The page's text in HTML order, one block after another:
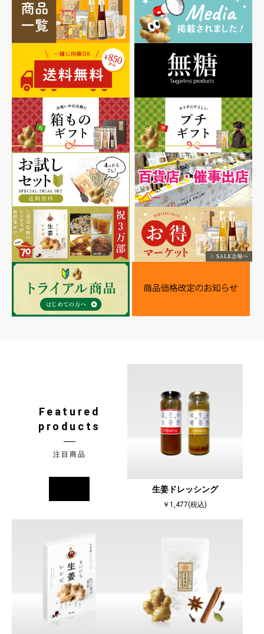
Featured
products
注目商品
生姜ドレッシング
￥1,477(税込)